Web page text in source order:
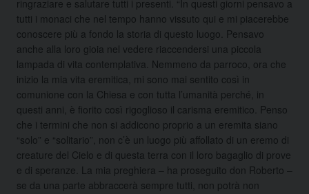
ringraziare e salutare tutti i presenti. “In questi giorni pensavo a
tutti i monaci che nel tempo hanno vissuto qui e mi piacerebbe
conoscere più a fondo la storia di questo luogo. Pensavo
anche alla loro gioia nel vedere riaccendersi una piccola
lampada di vita contemplativa. Nemmeno da parroco, ora che
inizio la mia vita eremitica, mi sono mai sentito così in
comunione con la Chiesa e con tutta l’umanità perché, in
questi anni, è fiorito così rigoglioso il carisma eremitico. Penso
che i termini che non si addicono proprio a un eremita siano
“solo” e “solitario”, non c’è un luogo più affollato di un eremo di
creature del Cielo e di questa terra con il loro bagaglio di prove
e di speranze. La mia preghiera – ha proseguito don Roberto –
se da una parte abbraccerà sempre tutti, non potrà non